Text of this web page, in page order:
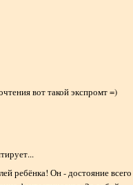
вот такой экспромт =)
ребёнка! Он - достояние всего